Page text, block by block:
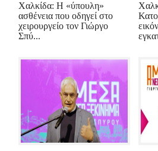
Χαλκίδα: Η «ύπουλη»
ασθένεια που οδηγεί στο
χειρουργείο τον Γιώργο
Σπύ...